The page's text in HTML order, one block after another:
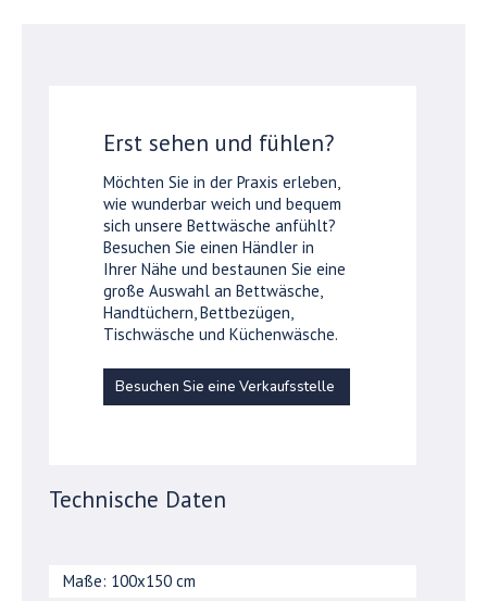
Erst sehen und fühlen?
Möchten Sie in der Praxis erleben,
wie wunderbar weich und bequem
sich unsere Bettwäsche anfühlt?
Besuchen Sie einen Händler in
Ihrer Nähe und bestaunen Sie eine
große Auswahl an Bettwäsche,
Handtüchern, Bettbezügen,
Tischwäsche und Küchenwäsche.
Besuchen Sie eine Verkaufsstelle
Technische Daten
Maße: 100x150 cm